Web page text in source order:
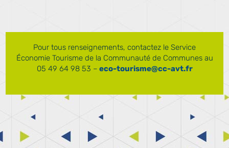
Pour tous renseignements, contactez le Service
Économie Tourisme de la Communauté de Communes au
05 49 64 98 53 – eco-tourisme@cc-avt.fr